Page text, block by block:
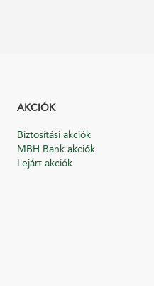
AKCIÓK
Biztosítási akciók
MBH Bank akciók
Lejárt akciók